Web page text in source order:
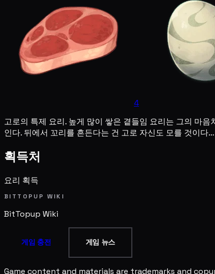
4
고로의 특제 요리. 높게 많이 쌓은 곁들임 요리는 그의 마
인다. 뒤에서 꼬리를 흔든다는 건 고로 자신도 모를 것이다…
획득처
요리 획득
BITTOPUP WIKI
BitTopup Wiki
게임 충전 게임 뉴스
Game content and materials are trademarks and